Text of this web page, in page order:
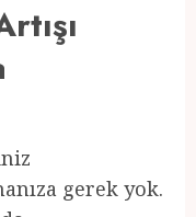
gerek yok.